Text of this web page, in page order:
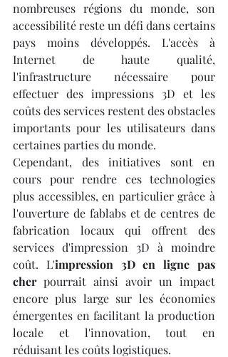
nombreuses régions du monde, son
accessibilité reste un défi dans certains
pays moins développés. L'accès à
Internet de haute qualité,
l'infrastructure nécessaire pour
effectuer des impressions 3D et les
coûts des services restent des obstacles
importants pour les utilisateurs dans
certaines parties du monde.
Cependant, des initiatives sont en
cours pour rendre ces technologies
plus accessibles, en particulier grâce à
l'ouverture de fablabs et de centres de
fabrication locaux qui offrent des
services d'impression 3D à moindre
coût. L'impression 3D en ligne pas
cher pourrait ainsi avoir un impact
encore plus large sur les économies
émergentes en facilitant la production
locale et l'innovation, tout en
réduisant les coûts logistiques.